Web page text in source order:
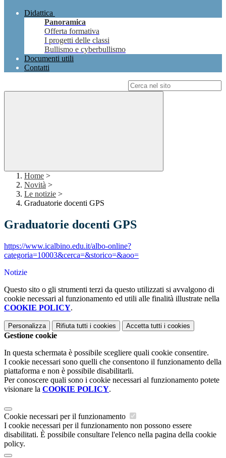
Didattica
Panoramica
Offerta formativa
I progetti delle classi
Bullismo e cyberbullismo
Documenti utili
Contatti
Home >
Novità >
Le notizie >
Graduatorie docenti GPS
Graduatorie docenti GPS
https://www.icalbino.edu.it/albo-online?
categoria=10003&cerca=&storico=&aoo=
Notizie
Questo sito o gli strumenti terzi da questo utilizzati si avvalgono di
cookie necessari al funzionamento ed utili alle finalità illustrate nella
COOKIE POLICY.
Personalizza Rifiuta tutti i cookies Accetta tutti i cookies
Gestione cookie
In questa schermata è possibile scegliere quali cookie consentire.
I cookie necessari sono quelli che consentono il funzionamento della
piattaforma e non è possibile disabilitarli.
Per conoscere quali sono i cookie necessari al funzionamento potete
visionare la COOKIE POLICY.
Cookie necessari per il funzionamento
I cookie necessari per il funzionamento non possono essere
disabilitati. È possibile consultare l'elenco nella pagina della cookie
policy.